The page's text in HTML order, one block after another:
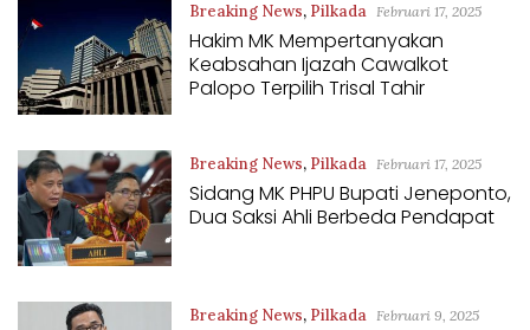
Breaking News, Pilkada Februari 17, 2025
Hakim MK Mempertanyakan
Keabsahan Ijazah Cawalkot
Palopo Terpilih Trisal Tahir
Breaking News, Pilkada Februari 17, 2025
Sidang MK PHPU Bupati Jeneponto,
Dua Saksi Ahli Berbeda Pendapat
Breaking News, Pilkada Februari 9, 2025